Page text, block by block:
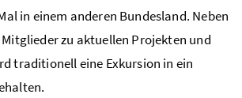
in einem anderen Bundesland. Neben
zu aktuellen Projekten und
traditionell eine Exkursion in ein